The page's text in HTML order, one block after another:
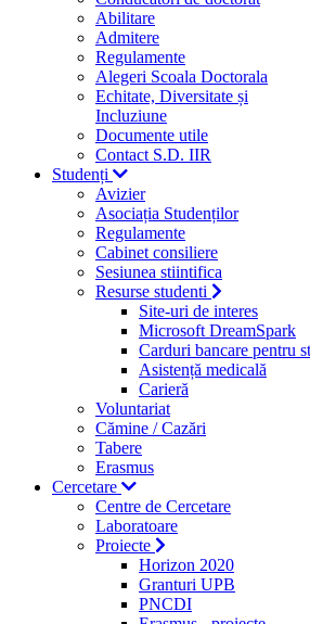
Abilitare
Admitere
Regulamente
Alegeri Scoala Doctorala
Echitate, Diversitate și
Incluziune
Documente utile
Contact S.D. IIR
Studenți
Avizier
Asociația Studenților
Regulamente
Cabinet consiliere
Sesiunea stiintifica
Resurse studenti
Site-uri de interes
Microsoft DreamSpark
Carduri bancare pentru
Asistență medicală
Carieră
Voluntariat
Cămine / Cazări
Tabere
Erasmus
Cercetare
Centre de Cercetare
Laboratoare
Proiecte
Horizon 2020
Granturi UPB
PNCDI